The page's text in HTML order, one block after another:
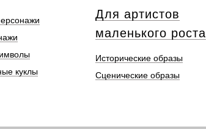
куклы
Исторические образы
Сценические образы
Для артистов
маленького роста